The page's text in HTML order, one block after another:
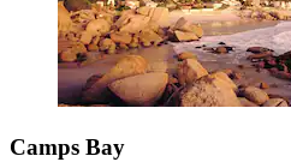
Camps Bay